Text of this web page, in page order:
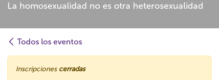
La homosexualidad no es otra heterosexualidad
Todos los eventos
Inscripciones cerradas